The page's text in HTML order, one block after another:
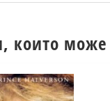
които